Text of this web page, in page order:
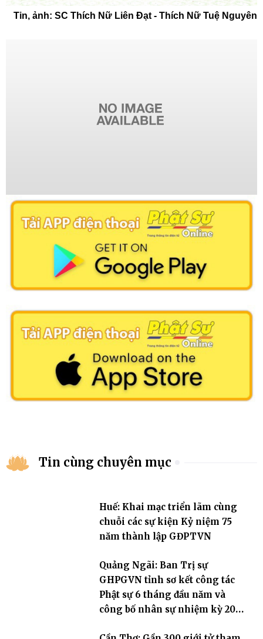
Tin, ảnh: SC Thích Nữ Liên Đạt - Thích Nữ Tuệ Nguyên
Tin cùng chuyên mục
Huế: Khai mạc triển lãm cùng
chuỗi các sự kiện Kỷ niệm 75
năm thành lập GĐPTVN
Quảng Ngãi: Ban Trị sự
GHPGVN tỉnh sơ kết công tác
Phật sự 6 tháng đầu năm và
công bố nhân sự nhiệm kỳ 2026